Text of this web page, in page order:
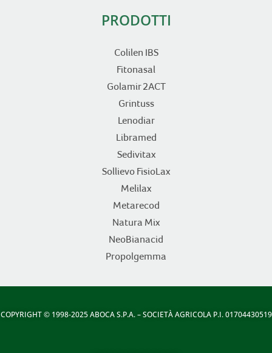
PRODOTTI
Colilen IBS
Fitonasal
Golamir 2ACT
Grintuss
Lenodiar
Libramed
Sedivitax
Sollievo FisioLax
Melilax
Metarecod
Natura Mix
NeoBianacid
Propolgemma
COPYRIGHT© 1998-2025 ABOCA S.P.A. – SOCIETÀ AGRICOLA P.I. 01704430519